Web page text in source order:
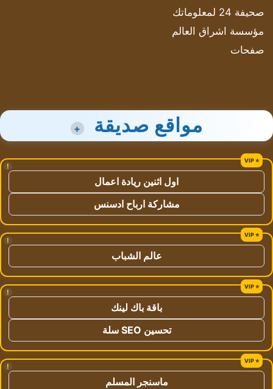
صحيفة 24 لمعلوماتك
مؤسسة اشراق العالم
صفحات
مواقع صديقة +
!
اول اثنين ريادة اعمال
مشاركة ارباح ادسنس
!
عالم الشباب
!
باقة باك لينك
تحسين SEO سلة
!
ماسنجر المسلم